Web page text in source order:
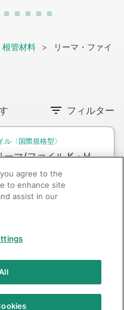
根管材料
リーマ・ファイ
フィルター
ル〈国際規格型〉
ーマ/ファイル K・H
定商取引法に基づく表記
止
方針
クッキーポリシー
ンプール原則対応方針
you agree to the
to enhance site
assist in our